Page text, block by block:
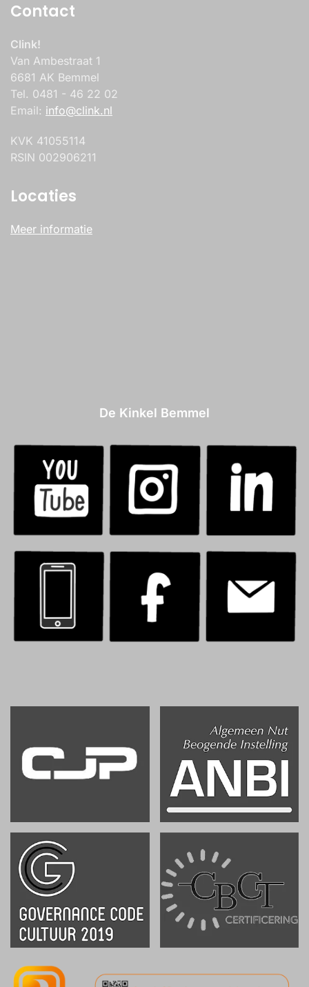
Contact
Clink!
Van Ambestraat 1
6681 AK Bemmel
Tel. 0481 - 46 22 02
Email: info@clink.nl
KVK 41055114
RSIN 002906211
Locaties
Meer informatie
De Kinkel Bemmel
.
. .
.